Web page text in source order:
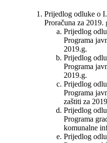
Prijedlog odluke o
Proračuna za 2019.
Prijedlog
Programa
2019.g.
Prijedlog
Programa
2019.g.
Prijedlog
Programa
zaštiti za
Prijedlog
Programa
komunalne
Prijedlog